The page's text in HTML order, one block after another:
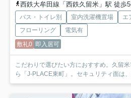
西鉄大牟田線「西鉄久留米」駅 徒歩
バス・トイレ別 室内洗濯機置場 エ
フローリング
電気有
敷礼0 即入居可
こだわりで選びたい方におすすめ。久留
ら「J-PLACE東町」。セキュリティ面は